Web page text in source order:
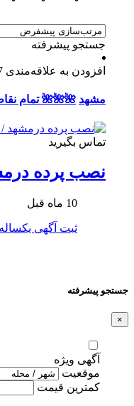
جستجو پیشرفته
افزودن به علاقه‌مندی
مشهد 🌺🌺🌺 تمام
تماس بگیرید
نصب پرده
10 ماه قبل
ثبت آگهی
جستجو پیشرفته
×
آگهی ویژه
موقعیت
کمترین قیمت